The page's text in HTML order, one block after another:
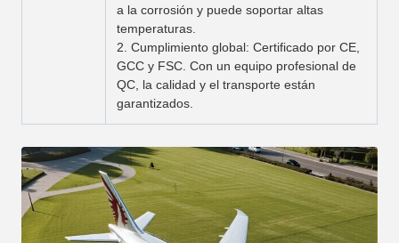
a la corrosión y puede soportar altas
temperaturas.
2. Cumplimiento global: Certificado por CE,
GCC y FSC. Con un equipo profesional de
QC, la calidad y el transporte están
garantizados.